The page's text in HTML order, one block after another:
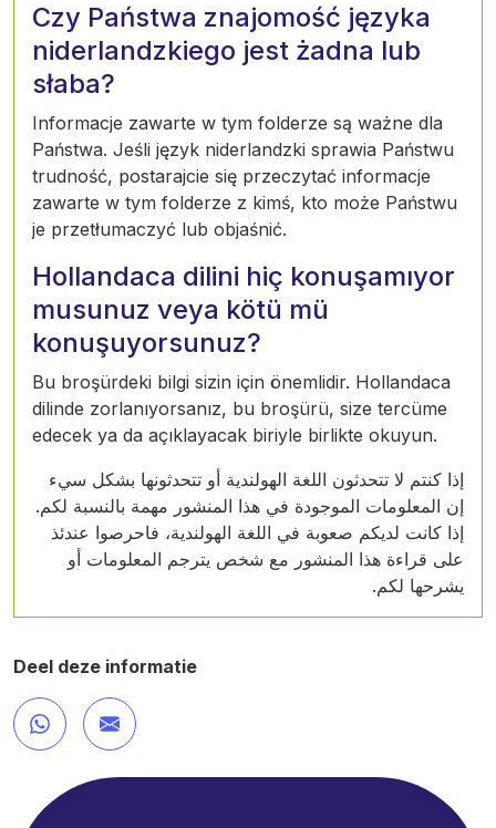
Czy Państwa znajomość języka
niderlandzkiego jest żadna lub
słaba?
Informacje zawarte w tym folderze są ważne dla
Państwa. Jeśli język niderlandzki sprawia Państwu
trudność, postarajcie się przeczytać informacje
zawarte w tym folderze z kimś, kto może Państwu
je przetłumaczyć lub objaśnić.
Hollandaca dilini hiç konuşamıyor
musunuz veya kötü mü
konuşuyorsunuz?
Bu broşürdeki bilgi sizin için önemlidir. Hollandaca
dilinde zorlanıyorsanız, bu broşürü, size tercüme
edecek ya da açıklayacak biriyle birlikte okuyun.
إذا كنتم لا تتحدثون اللغة الهولندية أو تتحدثونها بشكل سيء
إن المعلومات الموجودة في هذا المنشور مهمة بالنسبة لكم.
إذا كانت لديكم صعوبة في اللغة الهولندية، فاحرصوا عندئذ
على قراءة هذا المنشور مع شخص يترجم المعلومات أو
يشرحها لكم.
Deel deze informatie